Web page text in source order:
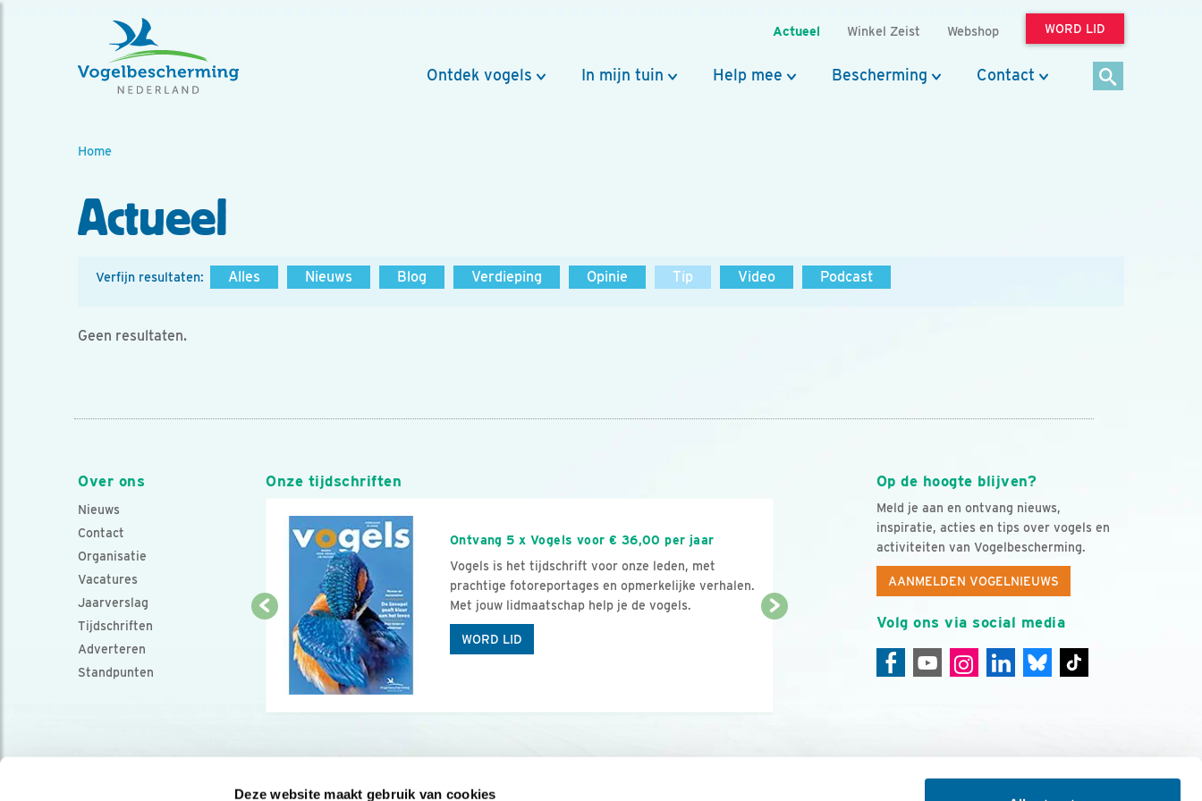
Deze website maakt gebruik van cookies
Actueel Winkel Zeist Webshop WORD LID
Ontdek vogels In mijn tuin Help mee Bescherming Contact
Home
Actueel
Verfijn resultaten: Alles Nieuws Blog Verdieping Opinie Tip Video Podcast
Geen resultaten.
Over ons
Nieuws
Contact
Organisatie
Vacatures
Jaarverslag
Tijdschriften
Adverteren
Standpunten
Op de hoogte blijven?
Meld je aan en ontvang nieuws,
inspiratie, acties en tips over vogels en
activiteiten van Vogelbescherming.
AANMELDEN VOGELNIEUWS
Volg ons via social media
Onze tijdschriften
Ontvang 5 x Vogels voor € 36,00 per jaar
Vogels is het tijdschrift voor onze leden, met
prachtige fotoreportages en opmerkelijke verhalen.
Met jouw lidmaatschap help je de vogels.
WORD LID